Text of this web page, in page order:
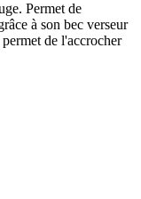
Permet de
à son bec verseur
de l'accrocher